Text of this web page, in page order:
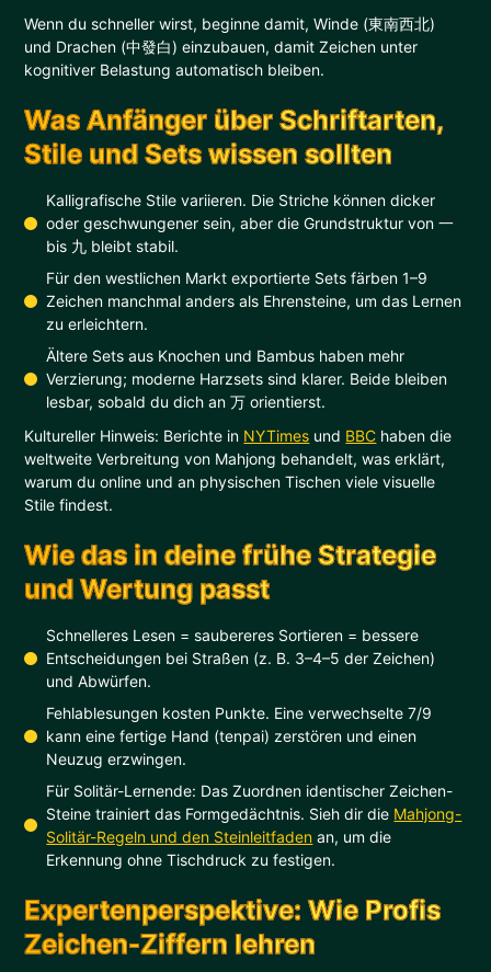
Wenn du schneller wirst, beginne damit, Winde (東南西北)
und Drachen (中發白) einzubauen, damit Zeichen unter
kognitiver Belastung automatisch bleiben.
Was Anfänger über Schriftarten,
Stile und Sets wissen sollten
Kalligrafische Stile variieren. Die Striche können dicker
oder geschwungener sein, aber die Grundstruktur von 一
bis 九 bleibt stabil.
Für den westlichen Markt exportierte Sets färben 1–9
Zeichen manchmal anders als Ehrensteine, um das Lernen
zu erleichtern.
Ältere Sets aus Knochen und Bambus haben mehr
Verzierung; moderne Harzsets sind klarer. Beide bleiben
lesbar, sobald du dich an 万 orientierst.
Kultureller Hinweis: Berichte in NYTimes und BBC haben die
weltweite Verbreitung von Mahjong behandelt, was erklärt,
warum du online und an physischen Tischen viele visuelle
Stile findest.
Wie das in deine frühe Strategie
und Wertung passt
Schnelleres Lesen = saubereres Sortieren = bessere
Entscheidungen bei Straßen (z. B. 3–4–5 der Zeichen)
und Abwürfen.
Fehlablesungen kosten Punkte. Eine verwechselte 7/9
kann eine fertige Hand (tenpai) zerstören und einen
Neuzug erzwingen.
Für Solitär-Lernende: Das Zuordnen identischer Zeichen-
Steine trainiert das Formgedächtnis. Sieh dir die Mahjong-
Solitär-Regeln und den Steinleitfaden an, um die
Erkennung ohne Tischdruck zu festigen.
Expertenperspektive: Wie Profis
Zeichen-Ziffern lehren